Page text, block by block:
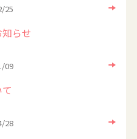
25
らせ
09
28